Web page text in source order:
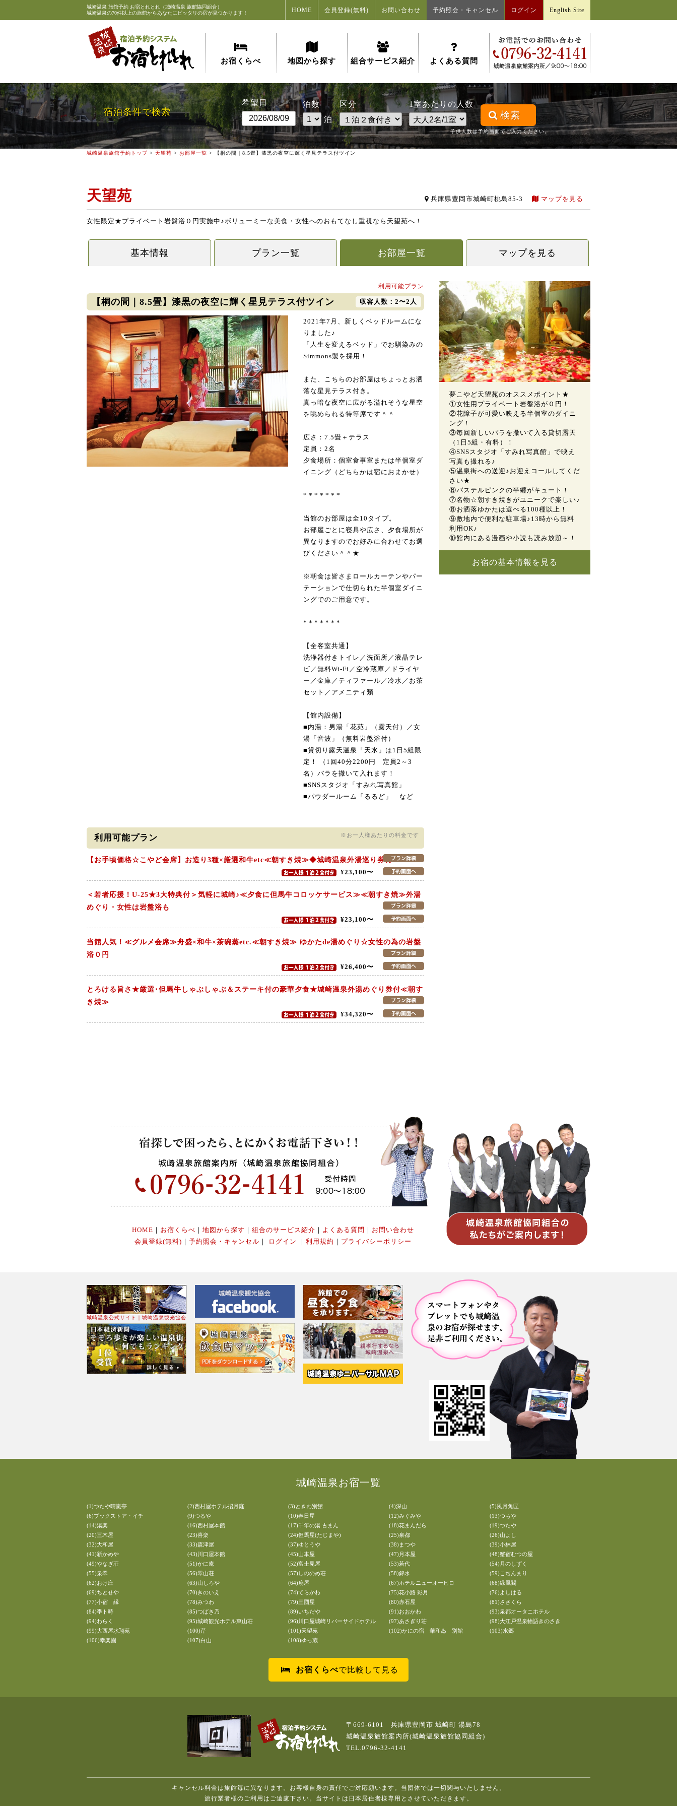
城崎温泉 旅館予約 お宿とれとれ（城崎温泉 旅館協同組合）
城崎温泉の70件以上の旅館からあなたにピッタリの宿が見つかります！
HOME 会員登録(無料) お問い合わせ 予約照会・キャンセル ログイン English Site
お宿くらべ 地図から探す 組合サービス紹介 よくある質問
宿泊条件で検索
希望日
泊数
泊
区分 1室あたりの人数
検索
子供人数は予約画面でご入力ください。
城崎温泉旅館予約トップ > 天望苑 > お部屋一覧 > 【桐の間｜8.5畳】漆黒の夜空に輝く星見テラス付ツイン
天望苑 兵庫県豊岡市城崎町桃島85-3 マップを見る
女性限定★プライベート岩盤浴０円実施中♪ボリューミーな美食・女性へのおもてなし重視なら天望苑へ！
基本情報 プラン一覧 お部屋一覧 マップを見る
夢こやど天望苑のオススメポイント★
①女性用プライベート岩盤浴が０円！
②花障子が可愛い映える半個室のダイニ
ング！
③毎回新しいバラを撒いて入る貸切露天
（1日5組・有料）！
④SNSスタジオ「すみれ写真館」で映え
写真も撮れる♪
⑤温泉街への送迎♪お迎えコールしてくだ
さい★
⑥パステルピンクの半纏がキュート！
⑦名物☆朝すき焼きがユニークで楽しい♪
⑧お洒落ゆかたは選べる100種以上！
⑨敷地内で便利な駐車場♪13時から無料
利用OK♪
⑩館内にある漫画や小説も読み放題～！
お宿の基本情報を見る
利用可能プラン
【桐の間｜8.5畳】漆黒の夜空に輝く星見テラス付ツイン 収容人数：2〜2人
2021年7月、新しくベッドルームにな
りました♪
「人生を変えるベッド」でお馴染みの
Simmons製を採用！
また、こちらのお部屋はちょっとお洒
落な星見テラス付き。
真っ暗な夜空に広がる溢れそうな星空
を眺められる特等席です＾＾
広さ：7.5畳＋テラス
定員：2名
夕食場所：個室食事室または半個室ダ
イニング（どちらかは宿におまかせ）
*＊*＊*＊*
当館のお部屋は全10タイプ。
お部屋ごとに寝具や広さ、夕食場所が
異なりますのでお好みに合わせてお選
びください＾＾★
※朝食は皆さまロールカーテンやパー
テーションで仕切られた半個室ダイニ
ングでのご用意です。
*＊*＊*＊*
【全客室共通】
洗浄器付きトイレ／洗面所／液晶テレ
ビ／無料Wi-Fi／空冷蔵庫／ドライヤ
ー／金庫／ティファール／冷水／お茶
セット／アメニティ類
【館内設備】
■内湯：男湯「花苑」（露天付）／女
湯「音波」（無料岩盤浴付）
■貸切り露天温泉「天水」は1日5組限
定！ （1回40分2200円 定員2～3
名）バラを撒いて入れます！
■SNSスタジオ「すみれ写真館」
■パウダールーム「るるど」 など
利用可能プラン ※お一人様あたりの料金です
【お手頃価格☆こやど会席】お造り3種×厳選和牛etc≪朝すき焼≫◆城崎温泉外湯巡り券付♪
¥23,100〜
＜若者応援！U-25★3大特典付＞気軽に城崎♪≪夕食に但馬牛コロッケサービス≫≪朝すき焼≫外湯
めぐり・女性は岩盤浴も
¥23,100〜
当館人気！≪グルメ会席≫舟盛×和牛×茶碗蒸etc.≪朝すき焼≫ ゆかたde湯めぐり☆女性の為の岩盤
浴０円
¥26,400〜
とろける旨さ★厳選･但馬牛しゃぶしゃぶ＆ステーキ付の豪華夕食★城崎温泉外湯めぐり券付≪朝す
き焼≫
¥34,320〜
HOME ｜ お宿くらべ ｜ 地図から探す ｜ 組合のサービス紹介 ｜ よくある質問 ｜ お問い合わせ
会員登録(無料) ｜ 予約照会・キャンセル ｜ ログイン ｜ 利用規約 ｜ プライバシーポリシー
城崎温泉公式サイト｜城崎温泉観光協会
城崎温泉お宿一覧
(1)つたや晴嵐亭 (2)西村屋ホテル招月庭 (3)ときわ別館 (4)深山
(5)風月魚匠
(6)ブックストア・イチ
(9)つるや (10)春日屋 (12)みぐみや
(13)つちや
(14)湯楽
(16)西村屋本館 (17)千年の湯 古まん (18)花まんだら
(19)つたや
(20)三木屋
(23)喜楽 (24)但馬屋(たじまや) (25)泉都
(26)山よし
(32)大和屋
(33)森津屋 (37)ゆとうや (38)まつや
(39)小林屋
(41)新かめや
(43)川口屋本館 (45)山本屋 (47)月本屋
(48)蟹宿むつの屋
(49)やなぎ荘
(51)かに庵 (52)富士見屋 (53)若代
(54)月のしずく
(55)泉翠
(56)翠山荘 (57)しののめ荘 (58)錦水
(59)こぢんまり
(62)おけ庄
(63)山しろや (64)扇屋 (67)ホテルニューオーヒロ
(68)緑風閣
(69)ちとせや
(70)きのいえ (74)てらかわ (75)花小路 彩月
(76)よしはる
(77)小宿 縁
(78)みつわ (79)三國屋 (80)赤石屋
(81)ささくら
(84)季ト時
(85)つばき乃 (89)いちだや (91)おおかわ
(93)泉都オータニホテル
(94)わらく
(95)城崎観光ホテル東山荘 (96)川口屋城崎リバーサイドホテル (97)あさぎり荘
(98)大江戸温泉物語きのさき
(99)大西屋水翔苑
(100)芹 (101)天望苑 (102)かにの宿 華和ゐ 別館
(103)水郷
(106)幸楽園
(107)白山 (108)ゆっ蔵
お宿くらべで比較して見る
〒669-6101 兵庫県豊岡市 城崎町 湯島78
城崎温泉旅館案内所(城崎温泉旅館協同組合)
TEL.0796-32-4141
キャンセル料金は旅館毎に異なります。お客様自身の責任でご対応願います。当団体では一切関与いたしません。
旅行業者様のご利用はご遠慮下さい。当サイトは日本居住者様専用とさせていただきます。